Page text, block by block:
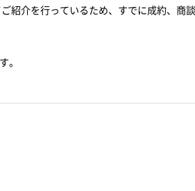
紹介を行っているため、すでに成約、商談
。